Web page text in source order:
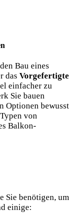
Bau eines
das‌ Vorgefertigte
einfacher zu
Sie bauen
Optionen⁢ bewusst
von
Balkon-
Sie benötigen, um
einige: